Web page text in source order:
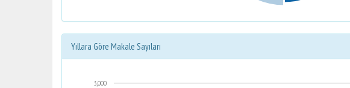
Yıllara Göre Makale Sayıları
3,000